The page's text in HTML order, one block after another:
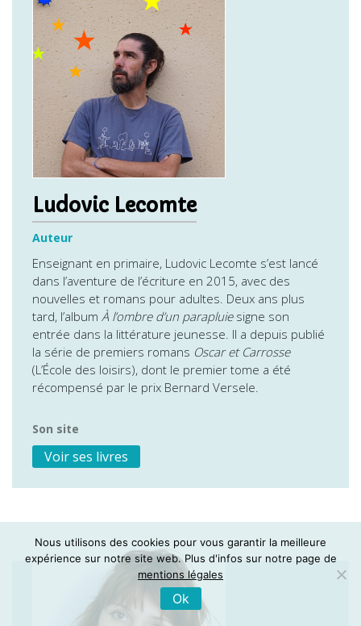
Ludovic Lecomte
Auteur
Enseignant en primaire, Ludovic Lecomte s’est lancé
dans l’aventure de l’écriture en 2015, avec des
nouvelles et romans pour adultes. Deux ans plus
tard, l’album À l’ombre d’un parapluiesigne son
entrée dans la littérature jeunesse. Il a depuis publié
la série de premiers romans Oscar et Carrosse
(L’École des loisirs), dont le premier tome a été
récompensé par le prix Bernard Versele.
Son site
Voir ses livres
Nous utilisons des cookies pour vous garantir la meilleure
expérience sur notre site web. Plus d'infos sur notre page de
mentions légales
Ok